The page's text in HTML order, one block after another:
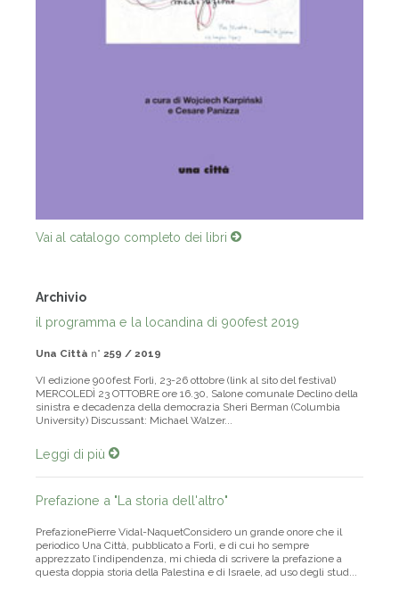
Vai al catalogo completo dei libri
Archivio
il programma e la locandina di 900fest 2019
Una Città n° 259 / 2019
VI edizione 900fest Forlì, 23-26 ottobre (link al sito del festival)
MERCOLEDÌ 23 OTTOBRE ore 16.30, Salone comunale Declino della
sinistra e decadenza della democrazia Sheri Berman (Columbia
University) Discussant: Michael Walzer...
Leggi di più
Prefazione a "La storia dell'altro"
PrefazionePierre Vidal-NaquetConsidero un grande onore che il
periodico Una Città, pubblicato a Forlì, e di cui ho sempre
apprezzato l’indipendenza, mi chieda di scrivere la prefazione a
questa doppia storia della Palestina e di Israele, ad uso degli stud...